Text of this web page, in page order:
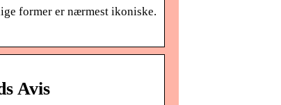
former er nærmest ikoniske.
Avis